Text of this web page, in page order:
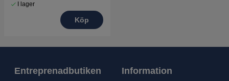
I lager
Köp
Entreprenadbutiken Information